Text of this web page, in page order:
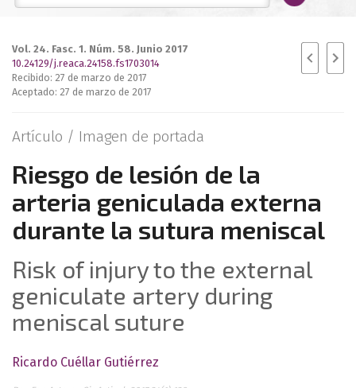
Vol. 24. Fasc. 1. Núm. 58. Junio 2017
10.24129/j.reaca.24158.fs1703014
Recibido: 27 de marzo de 2017
Aceptado: 27 de marzo de 2017
Artículo / Imagen de portada
Riesgo de lesión de la
arteria geniculada externa
durante la sutura meniscal
Risk of injury to the external
geniculate artery during
meniscal suture
Ricardo Cuéllar Gutiérrez